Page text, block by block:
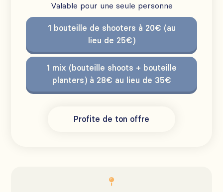
Valable pour une seule personne
1 bouteille de shooters à 20€ (au
lieu de 25€)
1 mix (bouteille shoots + bouteille
planters) à 28€ au lieu de 35€
Profite de ton offre
